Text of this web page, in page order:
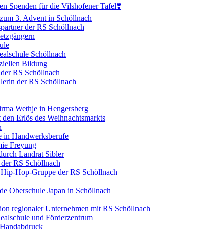
Spenden für die Vilshofener Tafel❣️
3. Advent in Schöllnach
der RS Schöllnach
Schöllnach
Bildung
RS Schöllnach
der RS Schöllnach
Wethje in Hengersberg
Erlös des Weihnachtsmarkts
in Handwerksberufe
Freyung
Landrat Sibler
RS Schöllnach
Hop-Gruppe der RS Schöllnach
Oberschule Japan in Schöllnach
regionaler Unternehmen mit RS Schöllnach
und Förderzentrum